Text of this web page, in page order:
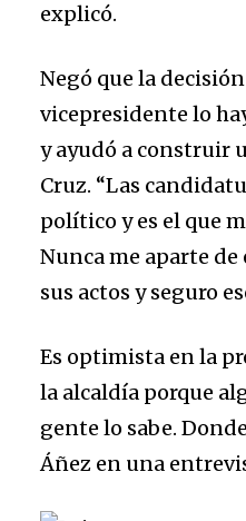
explicó.
Negó que la
vicepresidente lo
y ayudó a construir
Cruz. “Las
político y es el que
Nunca me aparte
sus actos y seguro
Es optimista en la
la alcaldía porque
gente lo sabe.
Áñez en una